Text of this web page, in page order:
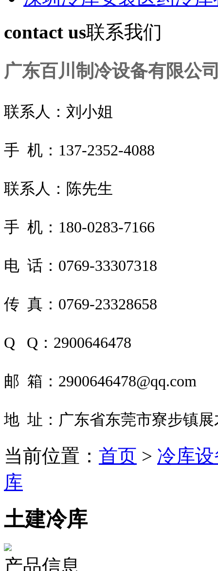
contact us联系我们
广东百川制冷设备有限公
联系人：刘小姐
手 机：137-2352-4088
联系人：陈先生
手 机：180-0283-7166
电 话：0769-33307318
传 真：0769-23328658
Q Q：2900646478
邮 箱：2900646478@qq.com
地 址： 广东省东莞市寮步镇
当前位置： 首页 > 冷库
库
土建冷库
产品信息